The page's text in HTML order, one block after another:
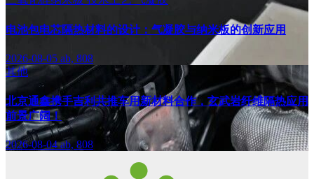
电池包电芯隔热材料的设计：气凝胶与纳米板的创新应用
2026-08-05 ab, 808
其他
北京通鑫携手吉利共推车用新材料合作，玄武岩纤维隔热应用
前景广阔！
2026-08-04ab, 808